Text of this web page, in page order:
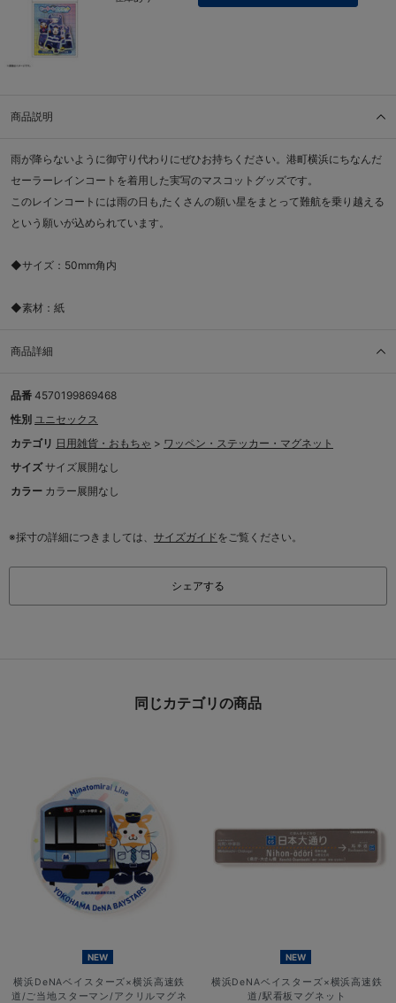
商品説明
雨が降らないように御守り代わりにぜひお持ちください。港町横浜にちなんだ
セーラーレインコートを着用した実写のマスコットグッズです。
このレインコートには雨の日も,たくさんの願い星をまとって難航を乗り越える
という願いが込められています。
◆サイズ：50mm角内
◆素材：紙
商品詳細
品番 4570199869468
性別 ユニセックス
カテゴリ 日用雑貨・おもちゃ > ワッペン・ステッカー・マグネット
サイズ サイズ展開なし
カラー カラー展開なし
※採寸の詳細につきましては、 サイズガイドをご覧ください。
シェアする
同じカテゴリの商品
NEW
横浜DeNAベイスターズ×横浜高速鉄
道/ご当地スターマン/アクリルマグネ
NEW
横浜DeNAベイスターズ×横浜高速鉄
道/駅看板マグネット